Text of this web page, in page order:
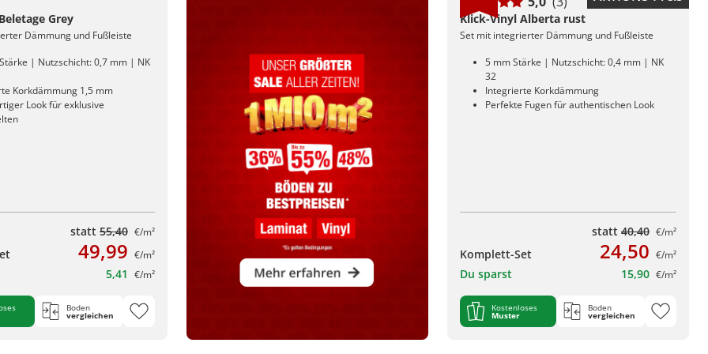
Grey
Dämmung und Fußleiste
| Nutzschicht: 0,7 mm | NK
Korkdämmung 1,5 mm
Look für exklusive
statt 55,40 €/m²
49,99 €/m²
5,41 €/m²
Boden
vergleichen
Klick-Vinyl Alberta rust
Set mit integrierter Dämmung und Fußleiste
5 mm Stärke | Nutzschicht: 0,4 mm | NK
32
Integrierte Korkdämmung
Perfekte Fugen für authentischen Look
statt 40,40 €/m²
Komplett-Set 24,50 €/m²
Du sparst 15,90 €/m²
Kostenloses
Muster
Boden
vergleichen